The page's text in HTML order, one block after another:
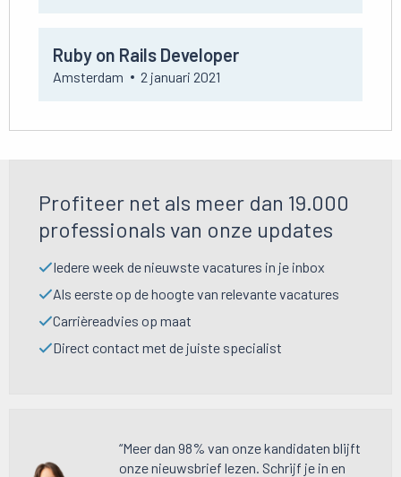
Ruby on Rails Developer
Amsterdam 2 januari 2021
vacature
Ruby
Developer
Profiteer net als meer dan 19.000
professionals van onze updates
Iedere week de nieuwste vacatures in je inbox
Als eerste op de hoogte van relevante vacatures
Carrièreadvies op maat
Direct contact met de juiste specialist
“Meer dan 98% van onze kandidaten blijft
onze nieuwsbrief lezen. Schrijf je in en